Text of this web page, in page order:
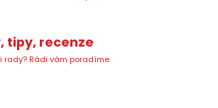
tipy, recenze
rady? Rádi vám poradíme.